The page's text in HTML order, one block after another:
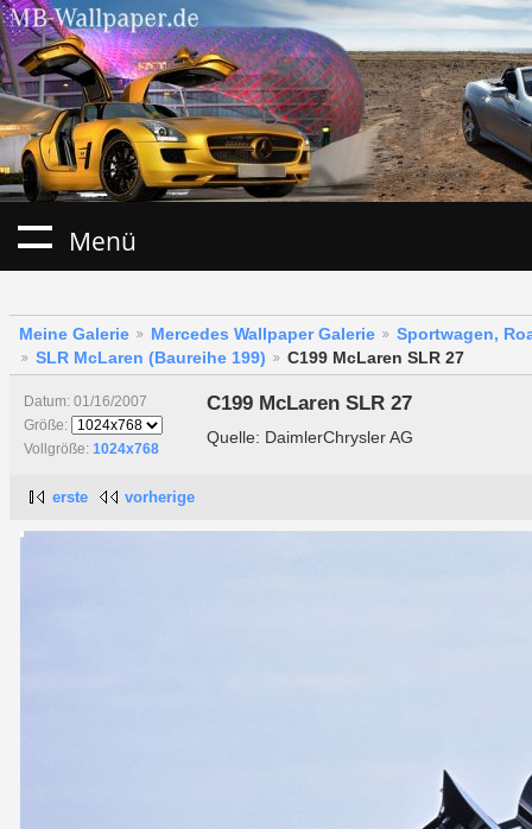
Menü
Meine Galerie Mercedes Wallpaper Galerie
Sportwagen,
SLR McLaren (Baureihe 199)
C199 McLaren SLR 27
Datum: 01/16/2007
Größe:
Vollgröße: 1024x768
C199 McLaren SLR 27
Quelle: DaimlerChrysler AG
erste vorherige